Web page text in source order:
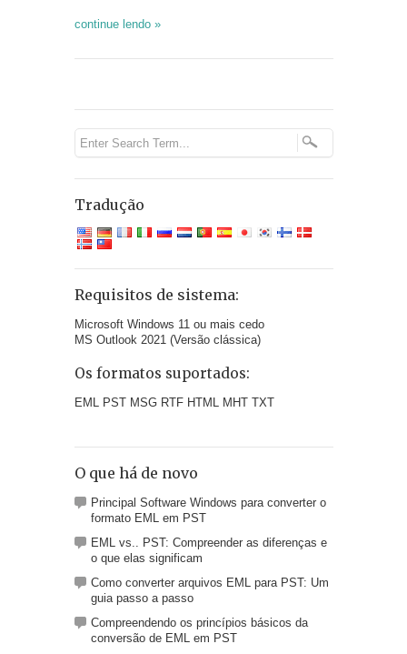
continue lendo »
Tradução
Requisitos de sistema:
Microsoft Windows 11 ou mais cedo
MS Outlook 2021 (Versão clássica)
Os formatos suportados:
EML PST MSG RTF HTML MHT TXT
O que há de novo
Principal Software Windows para converter o
formato EML em PST
EML vs.. PST: Compreender as diferenças e
o que elas significam
Como converter arquivos EML para PST: Um
guia passo a passo
Compreendendo os princípios básicos da
conversão de EML em PST